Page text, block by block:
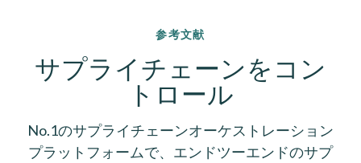
参考文献
サプライチェーンをコン
トロール
No.1のサプライチェーンオーケストレーション
プラットフォームで、エンドツーエンドのサプ